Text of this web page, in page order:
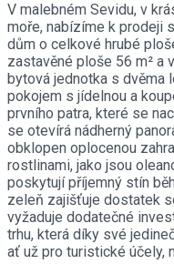
V malebném Sevidu, v
moře, nabízíme k prodeji
dům o celkové hrubé
zastavěné ploše 56 m² a
bytová jednotka s dvěma
pokojem s jídelnou a
prvního patra, které se
se otevírá nádherný
obklopen oplocenou
rostlinami, jako jsou
poskytují příjemný stín
zeleň zajišťuje dostatek
vyžaduje dodatečné
trhu, která díky své
ať už pro turistické účely,